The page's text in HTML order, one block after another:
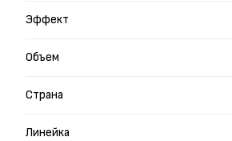
Эффект
Объем
Страна
Линейка